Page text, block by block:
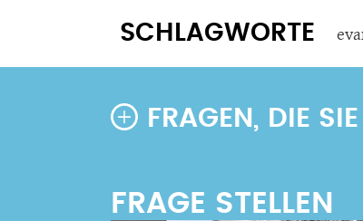
SCHLAGWORTE
FRAGEN, DIE